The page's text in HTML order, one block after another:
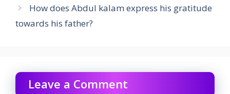
How does Abdul kalam express his gratitude
towards his father?
Leave a Comment